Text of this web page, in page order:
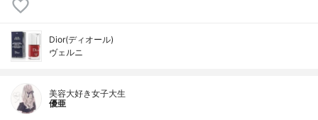
Dior(ディオール)
ヴェルニ
美容大好き女子大生
優亜